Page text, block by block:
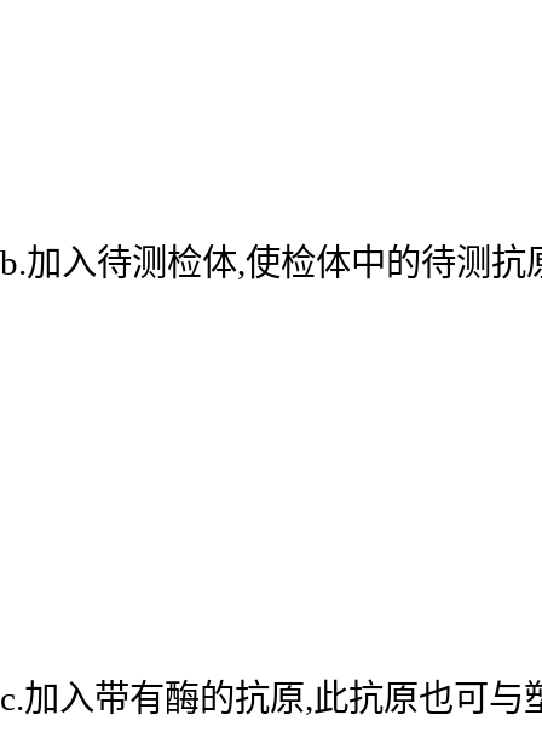
b.加入待测检体,使检体中的待测
c.加入带有酶的抗原,此抗原也可